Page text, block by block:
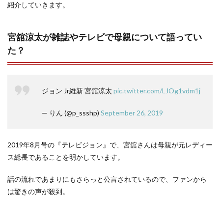
紹介していきます。
宮舘涼太が雑誌やテレビで母親について語ってい
た？
ジョン Jr維新 宮舘涼太 pic.twitter.com/LJOg1vdm1j
— りん (@p_ssshp) September 26, 2019
2019年8月号の『テレビジョン』で、宮舘さんは母親が元レディー
ス総長であることを明かしています。
話の流れであまりにもさらっと公言されているので、ファンから
は驚きの声が殺到。